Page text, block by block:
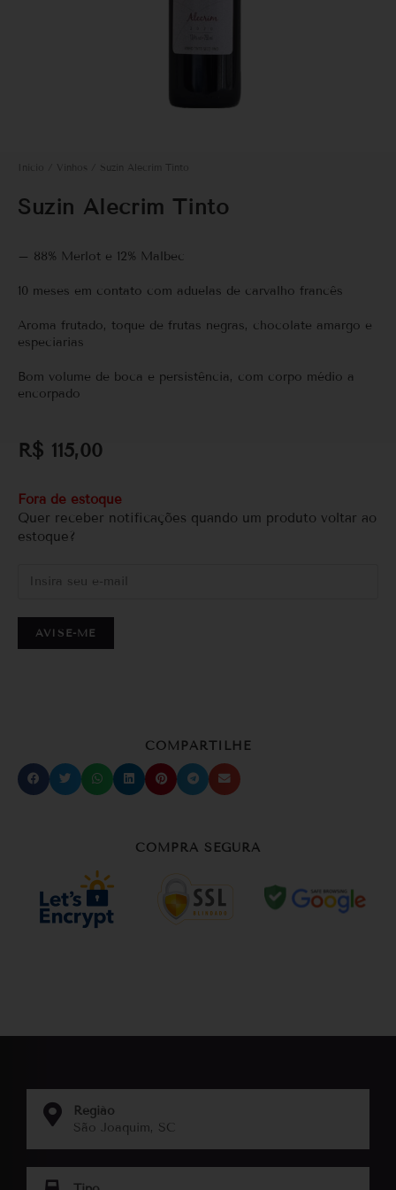
Início Vinhos / Suzin Alecrim Tinto
Suzin Alecrim Tinto
– 88% Merlot e 12% Malbec
10 meses em contato com aduelas de carvalho francês
Aroma frutado, toque de frutas negras, chocolate amargo e
especiarias
Bom volume de boca e persistência, com corpo médio a
encorpado
R$ 115,00
Fora de estoque
Quer receber notificações quando um produto voltar ao
estoque?
AVISE-ME
COMPARTILHE
COMPRA SEGURA
Região
São Joaquim, SC